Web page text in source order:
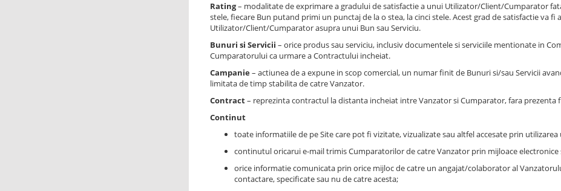
Rating– modalitate de exprimare a gradului de satisfactie a unui Utilizator/Client/Cumparator
stele, fiecare Bun putand primi un punctaj de la o stea, la cinci stele. Acest grad de satisfactie va
Utilizator/Client/Cumparator asupra unui Bun sau Serviciu.
Bunuri si Servicii – orice produs sau serviciu, inclusiv documentele si serviciile mentionate in
Cumparatorului ca urmare a Contractului incheiat.
Campanie– actiunea de a expune in scop comercial, un numar finit de Bunuri si/sau Servicii
limitata de timp stabilita de catre Vanzator.
Contract– reprezinta contractul la distanta incheiat intre Vanzator si Cumparator, fara
Continut
toate informatiile de pe Site care pot fi vizitate, vizualizate sau altfel accesate prin
continutul oricarui e-mail trimis Cumparatorilor de catre Vanzator prin mijloace
orice informatie comunicata prin orice mijloc de catre un angajat/colaborator al
contactare, specificate sau nu de catre acesta;